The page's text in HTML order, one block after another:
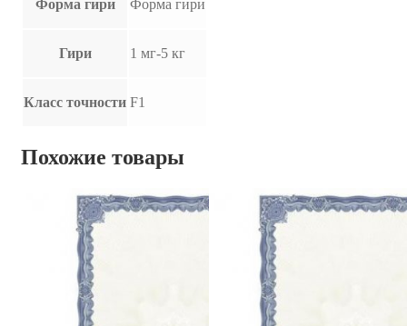
Форма гири Форма гири
Гири 1 мг-5 кг
Класс точности F1
Похожие товары